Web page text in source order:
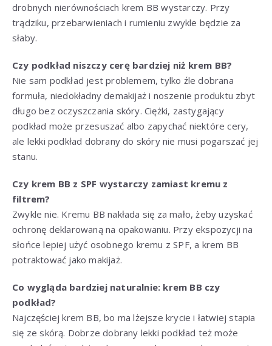
drobnych nierównościach krem BB wystarczy. Przy
trądziku, przebarwieniach i rumieniu zwykle będzie za
słaby.
Czy podkład niszczy cerę bardziej niż krem BB?
Nie sam podkład jest problemem, tylko źle dobrana
formuła, niedokładny demakijaż i noszenie produktu zbyt
długo bez oczyszczania skóry. Ciężki, zastygający
podkład może przesuszać albo zapychać niektóre cery,
ale lekki podkład dobrany do skóry nie musi pogarszać jej
stanu.
Czy krem BB z SPF wystarczy zamiast kremu z
filtrem?
Zwykle nie. Kremu BB nakłada się za mało, żeby uzyskać
ochronę deklarowaną na opakowaniu. Przy ekspozycji na
słońce lepiej użyć osobnego kremu z SPF, a krem BB
potraktować jako makijaż.
Co wygląda bardziej naturalnie: krem BB czy
podkład?
Najczęściej krem BB, bo ma lżejsze krycie i łatwiej stapia
się ze skórą. Dobrze dobrany lekki podkład też może